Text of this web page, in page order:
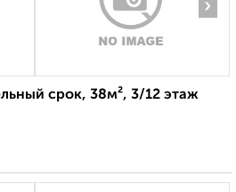
›
срок, 38м², 3/12 этаж